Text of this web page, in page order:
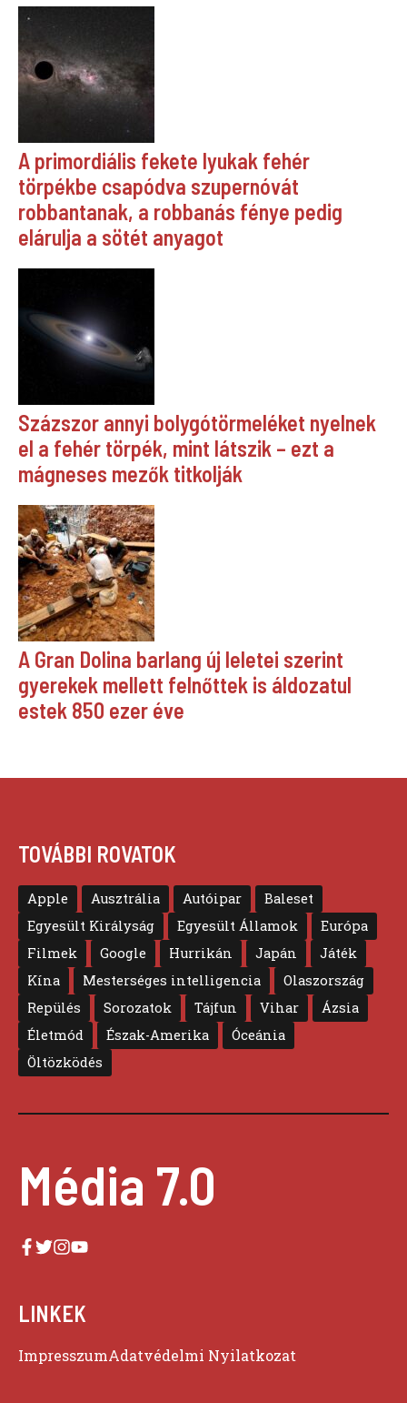
A primordiális fekete lyukak fehér
törpékbe csapódva szupernóvát
robbantanak, a robbanás fénye pedig
elárulja a sötét anyagot
Százszor annyi bolygótörmeléket nyelnek
el a fehér törpék, mint látszik – ezt a
mágneses mezők titkolják
A Gran Dolina barlang új leletei szerint
gyerekek mellett felnőttek is áldozatul
estek 850 ezer éve
TOVÁBBI ROVATOK
Apple Ausztrália Autóipar
Baleset
Egyesült Királyság
Egyesült Államok
Európa
Filmek
Google Hurrikán Japán
Játék
Kína
Mesterséges intelligencia
Olaszország
Repülés
Sorozatok Tájfun Vihar
Ázsia
Életmód
Észak-Amerika
Óceánia
Öltözködés
Média 7.0
LINKEK
ImpresszumAdatvédelmi Nyilatkozat